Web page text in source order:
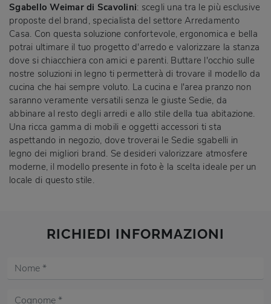
Sgabello Weimar di Scavolini: scegli una tra le più esclusive
proposte del brand, specialista del settore Arredamento
Casa. Con questa soluzione confortevole, ergonomica e bella
potrai ultimare il tuo progetto d'arredo e valorizzare la stanza
dove si chiacchiera con amici e parenti. Buttare l'occhio sulle
nostre soluzioni in legno ti permetterà di trovare il modello da
cucina che hai sempre voluto. La cucina e l'area pranzo non
saranno veramente versatili senza le giuste Sedie, da
abbinare al resto degli arredi e allo stile della tua abitazione.
Una ricca gamma di mobili e oggetti accessori ti sta
aspettando in negozio, dove troverai le Sedie sgabelli in
legno dei migliori brand. Se desideri valorizzare atmosfere
moderne, il modello presente in foto è la scelta ideale per un
locale di questo stile.
RICHIEDI INFORMAZIONI